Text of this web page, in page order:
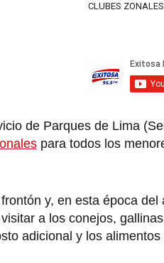
CLUBES
de Parques de Lima
para todos los
y, en esta época del
a los conejos,
adicional y los alimentos